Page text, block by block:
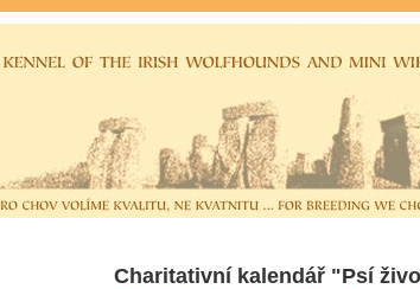
Charitativní kalendář "Psí